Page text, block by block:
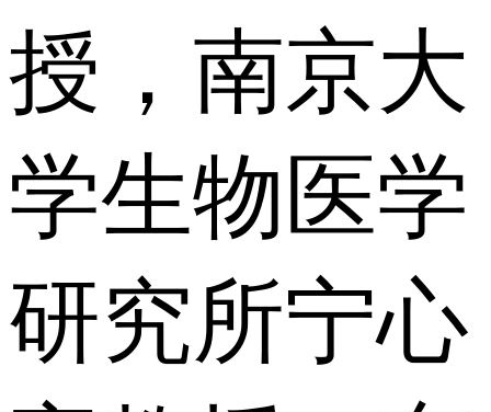
授，南京大
学生物医学
研究所宁心